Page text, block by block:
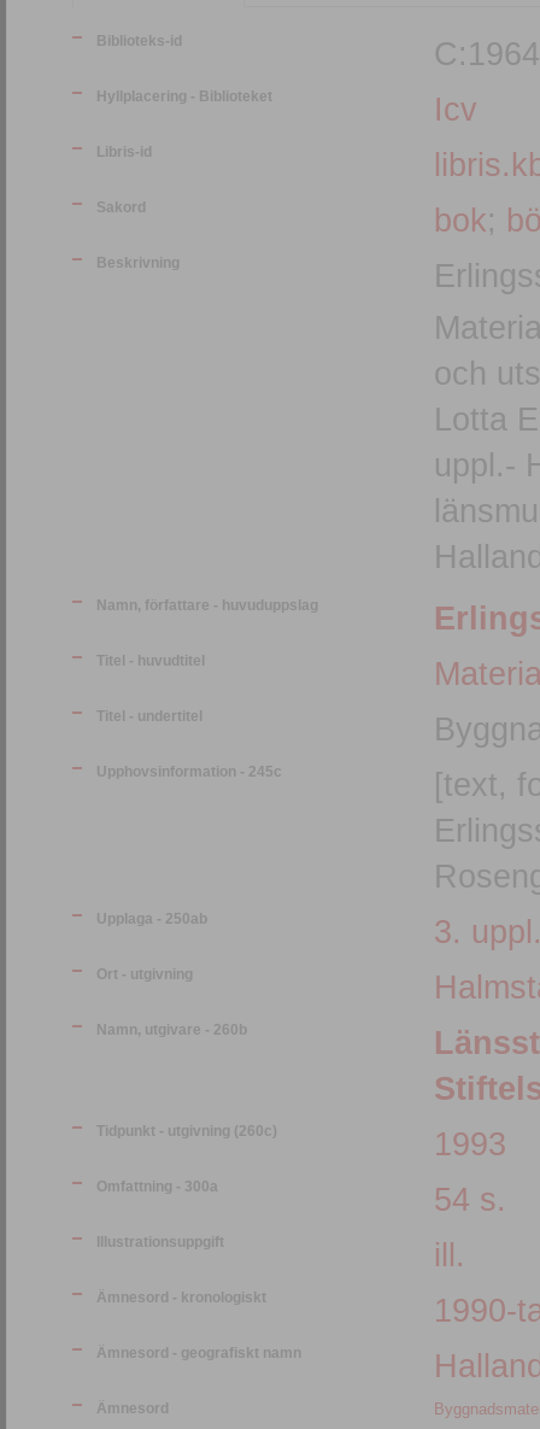
Biblioteks-id
Hyllplacering - Biblioteket Icv
Libris-id
Sakord bok;
Beskrivning
och
Lotta
uppl.- Halmstad :b Stiftelsen Hallands
Namn, författare - huvuduppslag
Titel - huvudtitel
Titel - undertitel
Upphovsinformation - 245c
[text,
Upplaga - 250ab 3.
Ort - utgivning
Namn, utgivare - 260b
Tidpunkt - utgivning (260c) 1993
Omfattning - 300a 54 s.
Illustrationsuppgift ill.
Ämnesord - kronologiskt 1990-
Ämnesord - geografiskt namn
Ämnesord